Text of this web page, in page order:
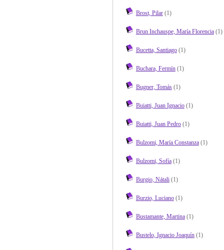
Brost, Pilar(1)
Brun Inchauspe, María Florencia(1)
Bucetta, Santiago(1)
Buchara, Fermín(1)
Bugner, Tomás(1)
Buiatti, Juan Ignacio(1)
Buiatti, Juan Pedro(1)
Bulzomi, María Constanza(1)
Bulzomi, Sofía(1)
Burgio, Nátali(1)
Burzio, Luciano(1)
Bustamante, Martina(1)
Bustelo, Ignacio Joaquín(1)